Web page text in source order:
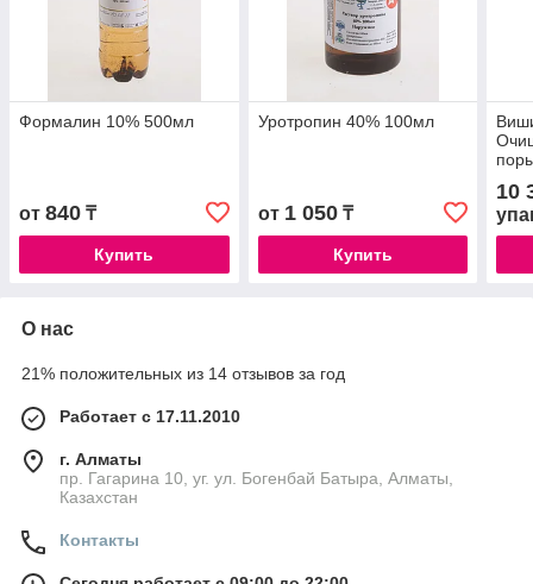
Формалин 10% 500мл
от 840 ₸
Купить
Уротропин 40% 100мл
от 1 050₸
Купить
/10
О нас
21% положительных из 14 отзывов за год
Работает с 17.11.2010
г. Алматы
пр. Гагарина 10, уг. ул. Богенбай Батыра, Алматы,
Казахстан
Контакты